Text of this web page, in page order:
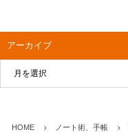
アーカイブ
HOME ノート術、手帳